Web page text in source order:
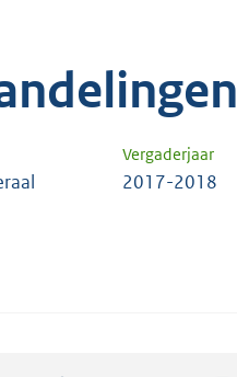
Vergaderjaar
2017-2018